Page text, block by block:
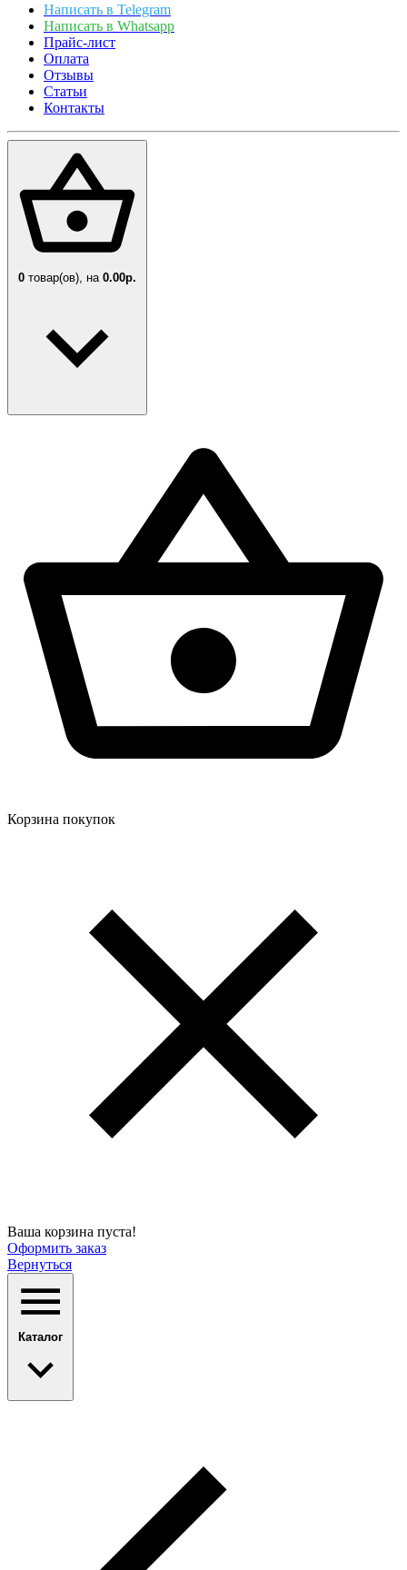
Написать в Telegram
Написать в Whatsapp
Прайс-лист
Оплата
Отзывы
Статьи
Контакты
0 товар(ов), на 0.00р.
Корзина покупок
Ваша корзина пуста!
Оформить заказ
Вернуться
Каталог